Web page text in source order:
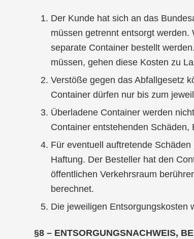
Der Kunde hat sich an das
müssen getrennt entsorgt
separate Container bestellt
müssen, gehen diese Kosten zu
Verstöße gegen das Abfallgesetz
Container dürfen nur bis zum
Überladene Container werden
Container entstehenden
Für eventuell auftretende
Haftung. Der Besteller hat den
öffentlichen Verkehrsraum
berechnet.
Die jeweiligen Entsorgungskosten
§8 – ENTSORGUNGSNACHWEIS,